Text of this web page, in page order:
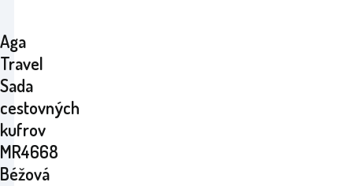
Aga
Travel
Sada
cestovných
kufrov
MR4668
Béžová